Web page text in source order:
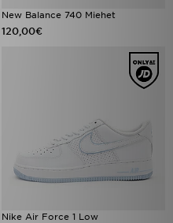
New Balance 740 Miehet
120,00€
Nike Air Force 1 Low